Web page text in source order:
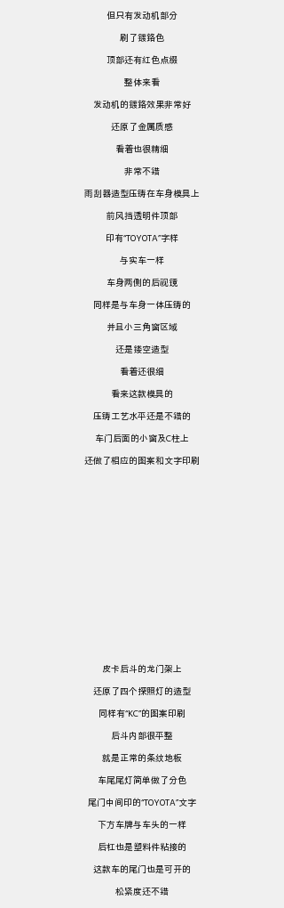
但只有发动机部分
刷了镀铬色
顶部还有红色点缀
整体来看
发动机的镀铬效果非常好
还原了金属质感
看着也很精细
非常不错
雨刮器造型压铸在车身模具上
前风挡透明件顶部
印有“TOYOTA”字样
与实车一样
车身两侧的后视镜
同样是与车身一体压铸的
并且小三角窗区域
还是镂空造型
看着还很细
看来这款模具的
压铸工艺水平还是不错的
车门后面的小窗及C柱上
还做了相应的图案和文字印刷
皮卡后斗的龙门架上
还原了四个探照灯的造型
同样有“KC”的图案印刷
后斗内部很平整
就是正常的条纹地板
车尾尾灯简单做了分色
尾门中间印的“TOYOTA”文字
下方车牌与车头的一样
后杠也是塑料件粘接的
这款车的尾门也是可开的
松紧度还不错